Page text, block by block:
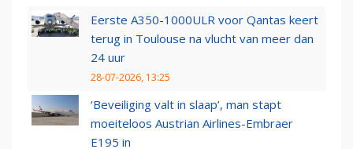
Eerste A350-1000ULR voor Qantas keert
terug in Toulouse na vlucht van meer dan
24 uur
28-07-2026, 13:25
‘Beveiliging valt in slaap’, man stapt
moeiteloos Austrian Airlines-Embraer
E195 in